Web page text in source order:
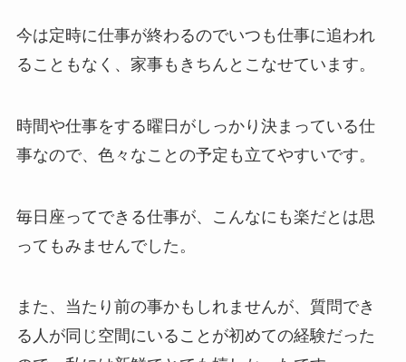
今は定時に仕事が終わるのでいつも仕事に追われ
ることもなく、家事もきちんとこなせています。
時間や仕事をする曜日がしっかり決まっている仕
事なので、色々なことの予定も立てやすいです。
毎日座ってできる仕事が、こんなにも楽だとは思
ってもみませんでした。
また、当たり前の事かもしれませんが、質問でき
る人が同じ空間にいることが初めての経験だった